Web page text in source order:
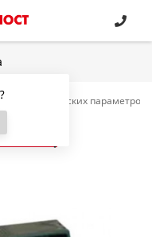
? физических параметров
|